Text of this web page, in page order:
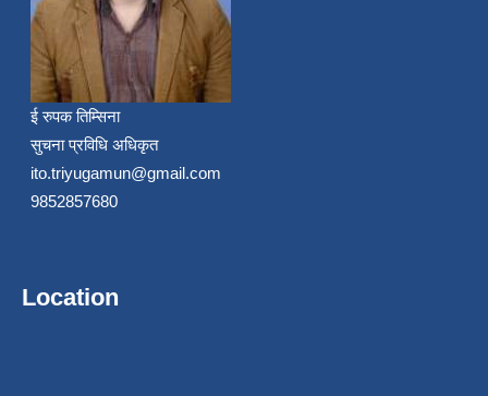
ई रुपक तिम्सिना
सुचना प्रविधि अधिकृत
ito.triyugamun@gmail.com
9852857680
Location